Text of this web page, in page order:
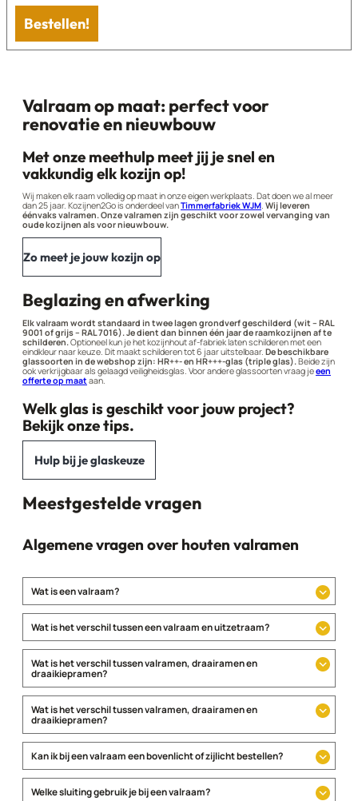
Bestellen!
Valraam op maat: perfect voor
renovatie en nieuwbouw
Met onze meethulp meet jij je snel en
vakkundig elk kozijn op!
Wij maken elk raam volledig op maat in onze eigen werkplaats. Dat doen we al meer
dan 25 jaar. Kozijnen2Go is onderdeel vanTimmerfabriek WJM Wij leveren
éénvaks valramen. Onze valramen zijn geschikt voor zowel vervanging van
oude kozijnen als voor nieuwbouw.
Zo meet je jouw kozijn op
Beglazing en afwerking
Elk valraam wordt standaard in twee lagen grondverf geschilderd (wit – RAL
9001 of grijs – RAL 7016). Je dient dan binnen één jaar de raamkozijnen af te
schilderen.Optioneel kun je het kozijnhout af-fabriek laten schilderen met een
eindkleur naar keuze. Dit maakt schilderen tot 6 jaar uitstelbaar. De beschikbare
glassoorten in de webshop zijn: HR++- en HR+++-glas (triple glas).Beide zijn
ook verkrijgbaar als gelaagd veiligheidsglas. Voor andere glassoorten vraag jeeen
offerte op maataan.
Welk glas is geschikt voor jouw project?
Bekijk onze tips.
Hulp bij je glaskeuze
Meestgestelde vragen
Algemene vragen over houten valramen
Wat is een valraam?
Wat is het verschil tussen een valraam en uitzetraam?
Wat is het verschil tussen valramen, draairamen en
draaikiepramen?
Wat is het verschil tussen valramen, draairamen en
draaikiepramen?
Kan ik bij een valraam een bovenlicht of zijlicht bestellen?
Welke sluiting gebruik je bij een valraam?